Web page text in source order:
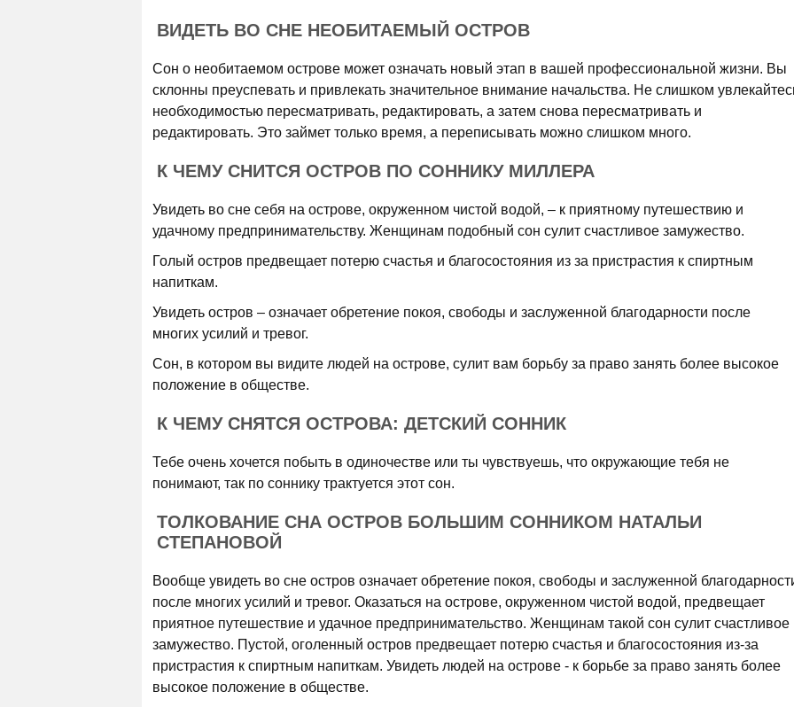
ВИДЕТЬ ВО СНЕ НЕОБИТАЕМЫЙ ОСТРОВ
Сон о необитаемом острове может означать новый этап в вашей профессиональной жизни. Вы
склонны преуспевать и привлекать значительное внимание начальства. Не слишком
необходимостью пересматривать, редактировать, а затем снова пересматривать и
редактировать. Это займет только время, а переписывать можно слишком много.
К ЧЕМУ СНИТСЯ ОСТРОВ ПО СОННИКУ МИЛЛЕРА
Увидеть во сне себя на острове, окруженном чистой водой, – к приятному путешествию и
удачному предпринимательству. Женщинам подобный сон сулит счастливое замужество.
Голый остров предвещает потерю счастья и благосостояния из за пристрастия к спиртным
напиткам.
Увидеть остров – означает обретение покоя, свободы и заслуженной благодарности после
многих усилий и тревог.
Сон, в котором вы видите людей на острове, сулит вам борьбу за право занять более высокое
положение в обществе.
К ЧЕМУ СНЯТСЯ ОСТРОВА: ДЕТСКИЙ СОННИК
Тебе очень хочется побыть в одиночестве или ты чувствуешь, что окружающие тебя не
понимают, так по соннику трактуется этот сон.
ТОЛКОВАНИЕ СНА ОСТРОВ БОЛЬШИМ СОННИКОМ НАТАЛЬИ
СТЕПАНОВОЙ
Вообще увидеть во сне остров означает обретение покоя, свободы и заслуженной
после многих усилий и тревог. Оказаться на острове, окруженном чистой водой, предвещает
приятное путешествие и удачное предпринимательство. Женщинам такой сон сулит счастливое
замужество. Пустой, оголенный остров предвещает потерю счастья и благосостояния из-за
пристрастия к спиртным напиткам. Увидеть людей на острове - к борьбе за право занять более
высокое положение в обществе.